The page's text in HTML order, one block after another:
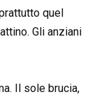
quel
Gli anziani
Il sole brucia,